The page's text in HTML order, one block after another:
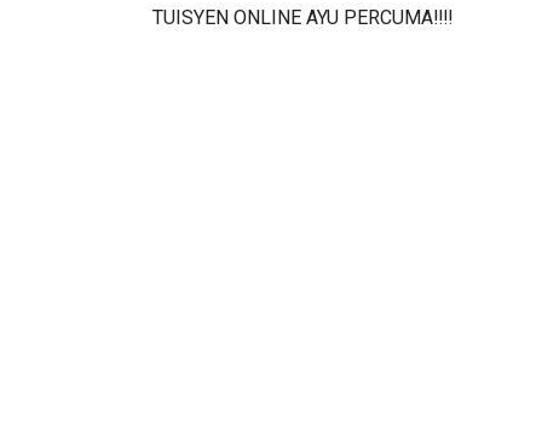
TUISYEN ONLINE AYU PERCUMA‼️‼️